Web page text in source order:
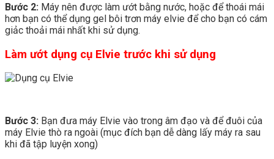
Bước 2: Máy nên được làm ướt bằng nước, hoặc để thoái mái
hơn bạn có thể dụng gel bôi trơn máy elvie để cho bạn có cám
giảc thoải mái nhất khi sử dụng.
Làm ướt dụng cụ Elvie trước khi sử dụng
Bước 3: Bạn đưa máy Elvie vào trong âm đạo và để đuôi của
máy Elvie thò ra ngoài (mục đích bạn dễ dàng lấy máy ra sau
khi đã tập luyện xong)